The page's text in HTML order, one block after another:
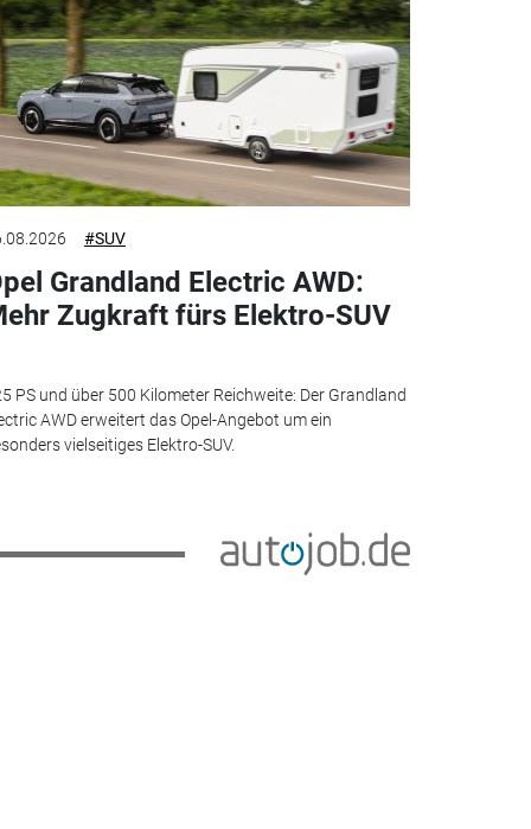
#SUV
Grandland Electric AWD:
Zugkraft fürs Elektro-SUV
PS und über 500 Kilometer Reichweite: Der Grandland
AWD erweitert das Opel-Angebot um ein
vielseitiges Elektro-SUV.